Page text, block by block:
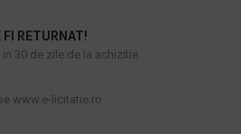
FI RETURNAT!
30 de zile de la achizitie
www.e-licitatie.ro